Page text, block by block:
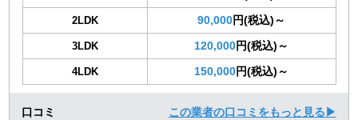
2LDK 90,000円(税込)～
3LDK 120,000円(税込)～
4LDK 150,000円(税込)～
口コミ この業者の口コミをもっと見る▶